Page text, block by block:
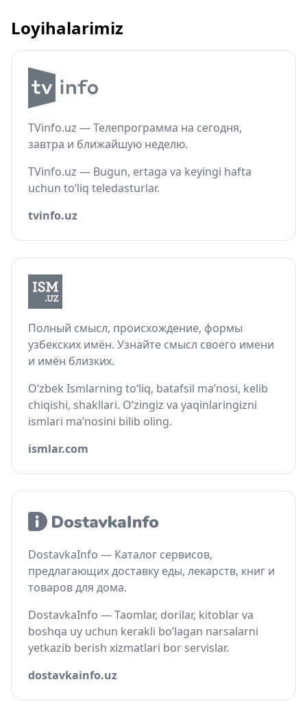
Loyihalarimiz
TVinfo.uz — Телепрограмма на сегодня,
завтра и ближайшую неделю.
TVinfo.uz — Bugun, ertaga va keyingi hafta
uchun to‘liq teledasturlar.
tvinfo.uz
Полный смысл, происхождение, формы
узбекских имён. Узнайте смысл своего имени
и имён близких.
O‘zbek Ismlarning to‘liq, batafsil ma’nosi, kelib
chiqishi, shakllari. O‘zingiz va yaqinlaringizni
ismlari ma’nosini bilib oling.
ismlar.com
DostavkaInfo — Каталог сервисов,
предлагающих доставку еды, лекарств, книг и
товаров для дома.
DostavkaInfo — Taomlar, dorilar, kitoblar va
boshqa uy uchun kerakli bo‘lagan narsalarni
yetkazib berish xizmatlari bor servislar.
dostavkainfo.uz